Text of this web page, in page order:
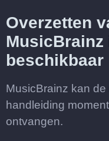
Overzetten
beschikbaar
MusicBrainz kan
handleiding
ontvangen.